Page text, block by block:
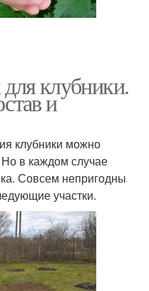
клубники.
и
клубники можно
в каждом случае
Совсем непригодны
участки.